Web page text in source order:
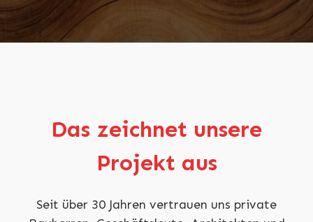
Das zeichnet unsere
Projekt aus
Seit über 30 Jahren vertrauen uns private